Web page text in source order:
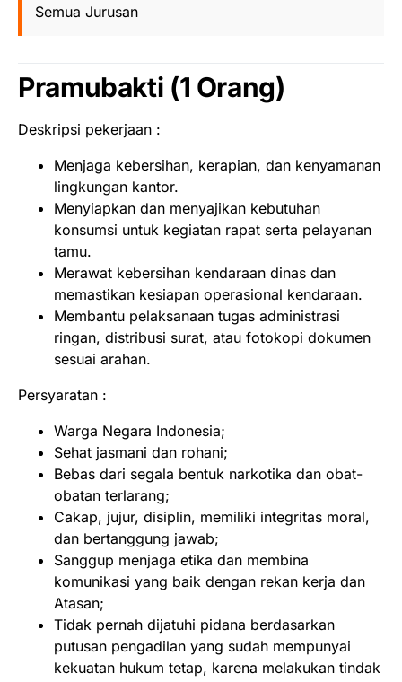
Semua Jurusan
Pramubakti (1 Orang)
Deskripsi pekerjaan :
Menjaga kebersihan, kerapian, dan kenyamanan
lingkungan kantor.
Menyiapkan dan menyajikan kebutuhan
konsumsi untuk kegiatan rapat serta pelayanan
tamu.
Merawat kebersihan kendaraan dinas dan
memastikan kesiapan operasional kendaraan.
Membantu pelaksanaan tugas administrasi
ringan, distribusi surat, atau fotokopi dokumen
sesuai arahan.
Persyaratan :
Warga Negara Indonesia;
Sehat jasmani dan rohani;
Bebas dari segala bentuk narkotika dan obat-
obatan terlarang;
Cakap, jujur, disiplin, memiliki integritas moral,
dan bertanggung jawab;
Sanggup menjaga etika dan membina
komunikasi yang baik dengan rekan kerja dan
Atasan;
Tidak pernah dijatuhi pidana berdasarkan
putusan pengadilan yang sudah mempunyai
kekuatan hukum tetap, karena melakukan tindak